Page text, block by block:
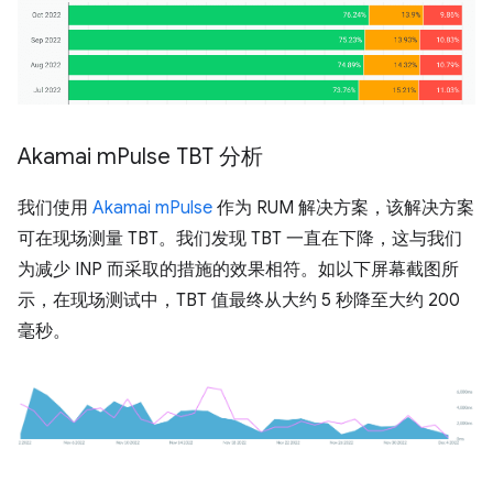
Akamai mPulse TBT 分析
我们使用 Akamai mPulse 作为 RUM 解决方案，该解决方案
可在现场测量 TBT。我们发现 TBT 一直在下降，这与我们
为减少 INP 而采取的措施的效果相符。如以下屏幕截图所
示，在现场测试中，TBT 值最终从大约 5 秒降至大约 200
毫秒。